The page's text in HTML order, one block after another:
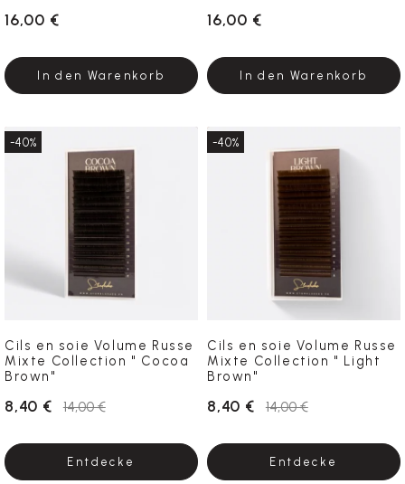
16,00 €
In den Warenkorb
16,00 €
In den Warenkorb
Cils en soie Volume Russe
Mixte Collection " Cocoa
Brown"
8,40 € 14,00 €
Entdecke
-40%
Cils en soie Volume Russe
Mixte Collection " Light
Brown"
8,40 € 14,00 €
Entdecke
-40%